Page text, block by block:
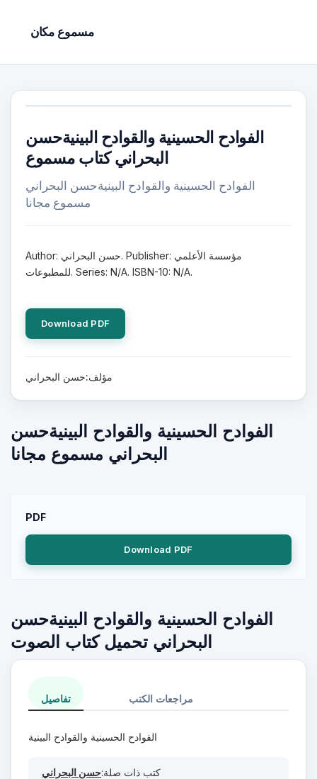
مسموع مكان
الفوادح الحسينية والقوادح البينيةحسن
البحراني كتاب مسموع
الفوادح الحسينية والقوادح البينيةحسن البحراني
مسموع مجانا
Author: حسن البحراني. Publisher: مؤسسة الأعلمي
للمطبوعات. Series: N/A. ISBN-10: N/A.
Download PDF
مؤلف:حسن البحراني
الفوادح الحسينية والقوادح البينيةحسن
البحراني مسموع مجانا
PDF
Download PDF
الفوادح الحسينية والقوادح البينيةحسن
البحراني تحميل كتاب الصوت
تفاصيل مراجعات الكتب
الفوادح الحسينية والقوادح البينية
كتب ذات صلة:حسن البحراني